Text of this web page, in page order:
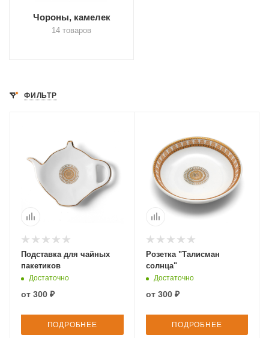
Чороны, камелек
14 товаров
ФИЛЬТР
Подставка для чайных
пакетиков
Достаточно
от 300 ₽
ПОДРОБНЕЕ
Розетка "Талисман
солнца"
Достаточно
от 300 ₽
ПОДРОБНЕЕ